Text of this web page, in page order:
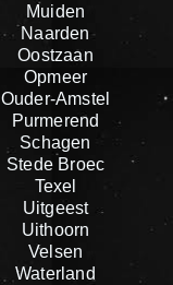
Muiden
Naarden
Oostzaan
Opmeer
Ouder-Amstel
Purmerend
Schagen
Stede Broec
Texel
Uitgeest
Uithoorn
Velsen
Waterland